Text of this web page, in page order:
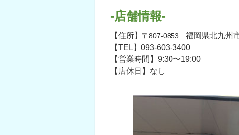
-店舗情報-
【住所】 〒807-0853
福岡県北九州
【TEL】093-603-3400‎
【営業時間】9:30〜19:00
【店休日】なし